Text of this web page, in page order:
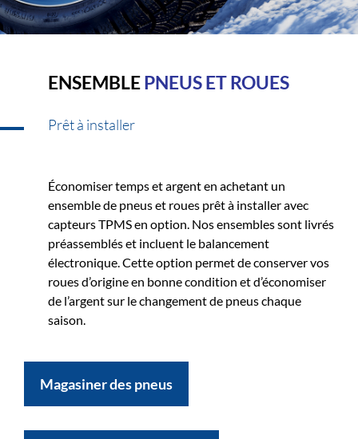
ENSEMBLEPNEUS ET ROUES
Prêt à installer
Économiser temps et argent en achetant un
ensemble de pneus et roues prêt à installer avec
capteurs TPMS en option. Nos ensembles sont livrés
préassemblés et incluent le balancement
électronique. Cette option permet de conserver vos
roues d’origine en bonne condition et d’économiser
de l’argent sur le changement de pneus chaque
saison.
Magasiner des pneus